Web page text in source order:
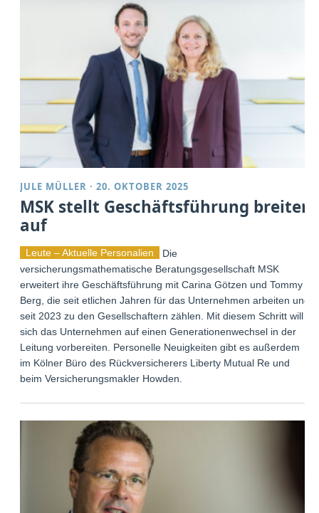
JULE MÜLLER ·20. OKTOBER 2025
MSK stellt Geschäftsführung breiter
auf
Leute – Aktuelle Personalien
Die
versicherungsmathematische Beratungsgesellschaft MSK
erweitert ihre Geschäftsführung mit Carina Götzen und Tommy
Berg, die seit etlichen Jahren für das Unternehmen arbeiten und
seit 2023 zu den Gesellschaftern zählen. Mit diesem Schritt will
sich das Unternehmen auf einen Generationenwechsel in der
Leitung vorbereiten. Personelle Neuigkeiten gibt es außerdem
im Kölner Büro des Rückversicherers Liberty Mutual Re und
beim Versicherungsmakler Howden.